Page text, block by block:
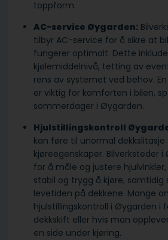
toppform.
AC-service Øygarden:
tilbyr AC-service for å sikre at
fungerer optimalt. Dette
kjølemiddelnivå, tetting av
rens av systemet ved behov.
er viktig for komforten i bilen,
sommerdager i Øygarden.
Hjulstillingskontroll
kan føre til unormal dekkslitasje
kjøreegenskaper. Bilverksteder
for å måle og justere
stabil og trygg å kjøre,
levetiden på dekkene. Mange
hjulstillingskontroll i Øygarden i
dekkskift eller hvis man
en side under kjøring.